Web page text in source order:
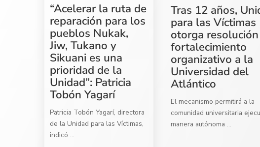
“Acelerar la ruta de
reparación para los
pueblos Nukak,
Jiw, Tukano y
Sikuani es una
prioridad de la
Unidad”: Patricia
Tobón Yagarí
Patricia Tobón Yagarí, directora
de la Unidad para las Víctimas,
indicó ...
Tras 12 años,
para las Víctimas
otorga
fortalecimiento
organizativo a la
Universidad del
Atlántico
El mecanismo permitirá a la
comunidad universitaria
manera autónoma ...